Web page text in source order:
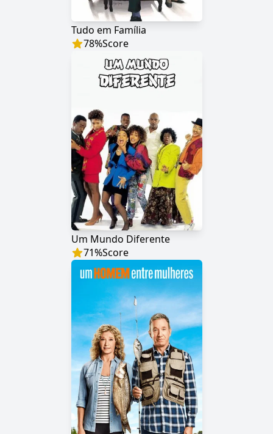
Tudo em Família
78%Score
Um Mundo Diferente
71%Score